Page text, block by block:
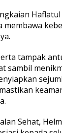
membawa
tampak
sambil
Sehat,